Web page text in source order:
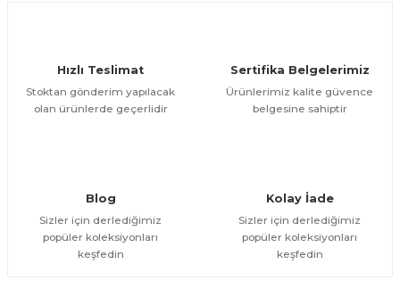
Bu ürüne benzer farklı alternatifler olmalı.
Hızlı Teslimat
Stoktan gönderim yapılacak
olan ürünlerde geçerlidir
Sertifika Belgelerimiz
Ürünlerimiz kalite güvence
belgesine sahiptir
Blog
Sizler için derlediğimiz
popüler koleksiyonları
keşfedin
Kolay İade
Sizler için derlediğimiz
popüler koleksiyonları
keşfedin